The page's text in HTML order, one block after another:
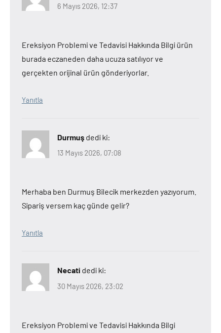
6 Mayıs 2026, 12:37
Ereksiyon Problemi ve Tedavisi Hakkında Bilgi ürün
burada eczaneden daha ucuza satılıyor ve
gerçekten orijinal ürün gönderiyorlar.
Yanıtla
Durmuş dedi ki:
13 Mayıs 2026, 07:08
Merhaba ben Durmuş Bilecik merkezden yazıyorum.
Sipariş versem kaç günde gelir?
Yanıtla
Necati dedi ki:
30 Mayıs 2026, 23:02
Ereksiyon Problemi ve Tedavisi Hakkında Bilgi